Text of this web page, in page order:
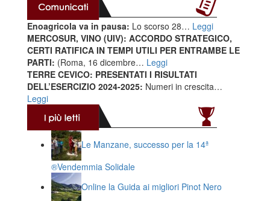
Enoagricola va in pausa: Lo scorso 28… Leggi
MERCOSUR, VINO (UIV): ACCORDO STRATEGICO,
CERTI RATIFICA IN TEMPI UTILI PER ENTRAMBE LE
PARTI: (Roma, 16 dicembre… Leggi
TERRE CEVICO: PRESENTATI I RISULTATI
DELL’ESERCIZIO 2024-2025: Numeri in crescita…
Leggi
Le Manzane, successo per la 14ª
®️Vendemmia Solidale
Online la Guida ai migliori Pinot Nero